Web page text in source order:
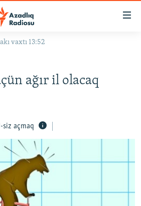
vaxtı 13:52
ağır il olacaq
siz açmaq